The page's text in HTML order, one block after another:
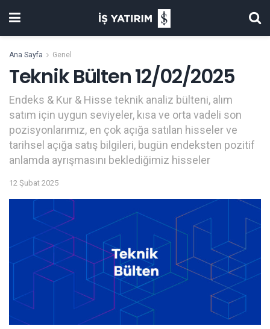
Ana Sayfa Genel
Teknik Bülten 12/02/2025
Endeks & Kur & Hisse teknik analiz bülteni, alım
satım için uygun seviyeler, kısa ve orta vadeli son
pozisyonlarımız, en çok açığa satılan hisseler ve
tarihsel açığa satış bilgileri, bugün endeksten pozitif
anlamda ayrışmasını beklediğimiz hisseler
12 Şubat 2025